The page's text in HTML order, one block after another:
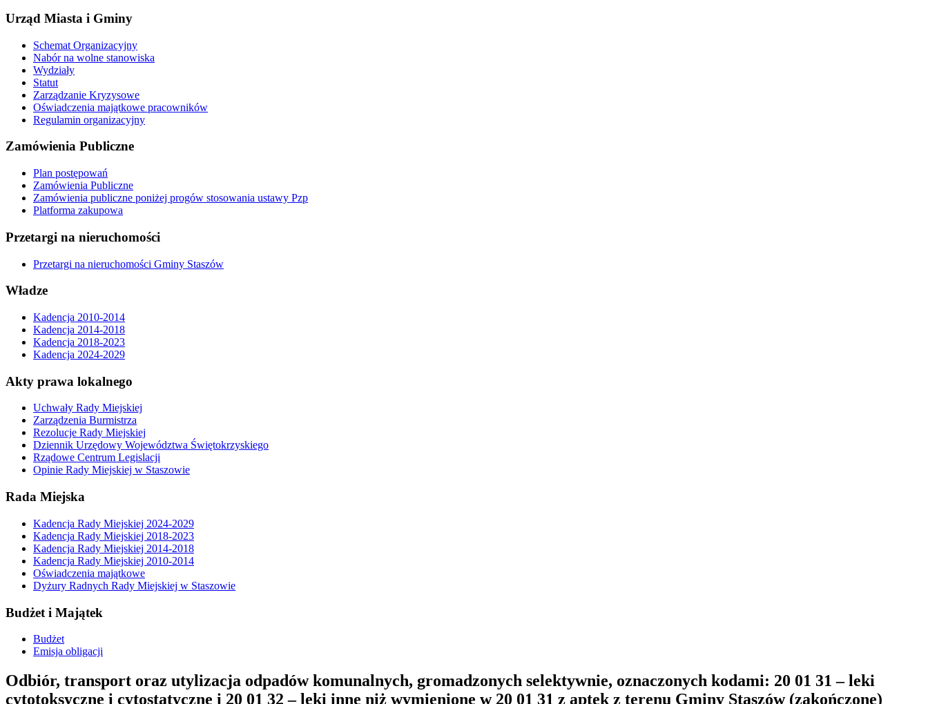
Urząd Miasta i Gminy
Schemat Organizacyjny
Nabór na wolne stanowiska
Wydziały
Statut
Zarządzanie Kryzysowe
Oświadczenia majątkowe pracowników
Regulamin organizacyjny
Zamówienia Publiczne
Plan postępowań
Zamówienia Publiczne
Zamówienia publiczne poniżej progów stosowania ustawy Pzp
Platforma zakupowa
Przetargi na nieruchomości
Przetargi na nieruchomości Gminy Staszów
Władze
Kadencja 2010-2014
Kadencja 2014-2018
Kadencja 2018-2023
Kadencja 2024-2029
Akty prawa lokalnego
Uchwały Rady Miejskiej
Zarządzenia Burmistrza
Rezolucje Rady Miejskiej
Dziennik Urzędowy Województwa Świętokrzyskiego
Rządowe Centrum Legislacji
Opinie Rady Miejskiej w Staszowie
Rada Miejska
Kadencja Rady Miejskiej 2024-2029
Kadencja Rady Miejskiej 2018-2023
Kadencja Rady Miejskiej 2014-2018
Kadencja Rady Miejskiej 2010-2014
Oświadczenia majątkowe
Dyżury Radnych Rady Miejskiej w Staszowie
Budżet i Majątek
Budżet
Emisja obligacji
Odbiór, transport oraz utylizacja odpadów komunalnych, gromadzonych selektywnie, oznaczonych kodami: 20 01 31 – leki
cytotoksyczne i cytostatyczne i 20 01 32 – leki inne niż wymienione w 20 01 31 z aptek z terenu Gminy Staszów (zakończone)